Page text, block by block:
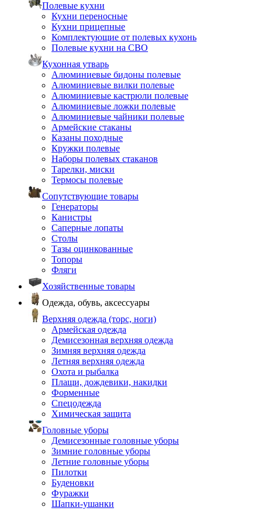
Полевые кухни
Кухни переносные
Кухни прицепные
Комплектующие от полевых кухонь
Полевые кухни на СВО
Кухонная утварь
Алюминиевые бидоны полевые
Алюминиевые вилки полевые
Алюминиевые кастрюли полевые
Алюминиевые ложки полевые
Алюминиевые чайники полевые
Армейские стаканы
Казаны походные
Кружки полевые
Наборы полевых стаканов
Тарелки, миски
Термосы полевые
Сопутствующие товары
Генераторы
Канистры
Саперные лопаты
Столы
Тазы оцинкованные
Топоры
Фляги
Хозяйственные товары
Одежда, обувь, аксессуары
Верхняя одежда (торс, ноги)
Армейская одежда
Демисезонная верхняя одежда
Зимняя верхняя одежда
Летняя верхняя одежда
Охота и рыбалка
Плащи, дождевики, накидки
Форменные
Спецодежда
Химическая защита
Головные уборы
Демисезонные головные уборы
Зимние головные уборы
Летние головные уборы
Пилотки
Буденовки
Фуражки
Шапки-ушанки